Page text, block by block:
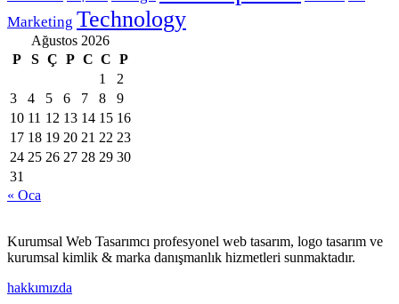
Marketing Technology
Ağustos 2026
P
S Ç P C C P
1
2
3
4 5 6 7 8
9
10 11 12 13 14 15 16
17 18 19 20 21 22 23
24 25 26 27 28 29 30
31
« Oca
Kurumsal Web Tasarımcı profesyonel web tasarım, logo tasarım ve
kurumsal kimlik & marka danışmanlık hizmetleri sunmaktadır.
hakkımızda